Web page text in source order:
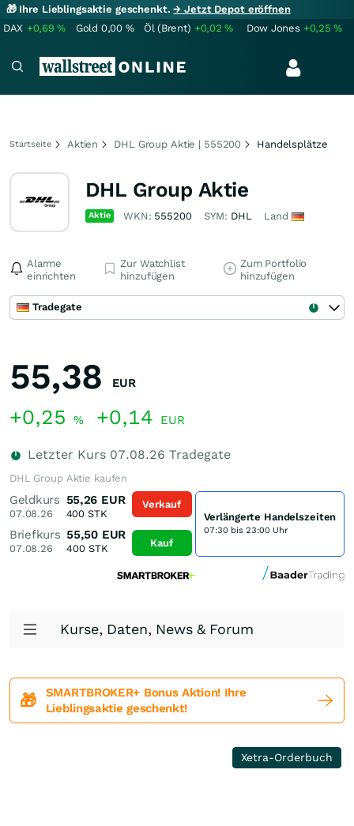
🎁 Ihre Lieblingsaktie geschenkt.→ Jetzt Depot eröffnen
DAX +0,69% Gold 0,00 % Öl (Brent) +0,02% Dow Jones +0,25%
Startseite Aktien DHL Group Aktie | 555200 Handelsplätze
DHL Group Aktie
Aktie WKN: 555200 SYM: DHL Land
Alarme
einrichten
Zur Watchlist
hinzufügen
Zum Portfolio
hinzufügen
Tradegate
55,38 EUR
+0,25 % +0,14 EUR
Letzter Kurs 07.08.26 Tradegate
DHL Group Aktie kaufen
Geldkurs
07.08.26
55,26 EUR
400 STK
Briefkurs
07.08.26
55,50 EUR
400STK
Verkauf
Kauf
Verlängerte Handelszeiten
07:30 bis 23:00 Uhr
Kurse, Daten, News & Forum
🎁
SMARTBROKER+ Bonus Aktion! Ihre
Lieblingsaktie geschenkt!
Xetra-Orderbuch